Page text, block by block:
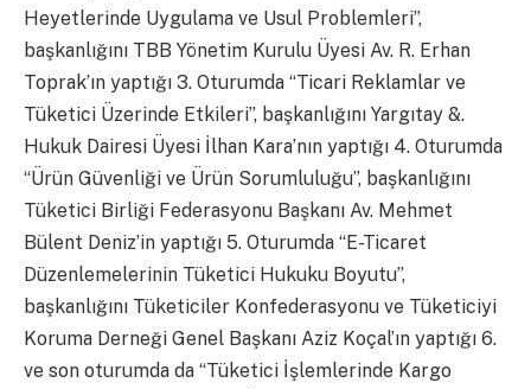
Heyetlerinde Uygulama ve Usul Problemleri”,
başkanlığını TBB Yönetim Kurulu Üyesi Av. R. Erhan
Toprak’ın yaptığı 3. Oturumda “Ticari Reklamlar ve
Tüketici Üzerinde Etkileri”, başkanlığını Yargıtay &.
Hukuk Dairesi Üyesi İlhan Kara’nın yaptığı 4. Oturumda
“Ürün Güvenliği ve Ürün Sorumluluğu”, başkanlığını
Tüketici Birliği Federasyonu Başkanı Av. Mehmet
Bülent Deniz’in yaptığı 5. Oturumda “E-Ticaret
Düzenlemelerinin Tüketici Hukuku Boyutu”,
başkanlığını Tüketiciler Konfederasyonu ve Tüketiciyi
Koruma Derneği Genel Başkanı Aziz Koçal’ın yaptığı 6.
ve son oturumda da “Tüketici İşlemlerinde Kargo